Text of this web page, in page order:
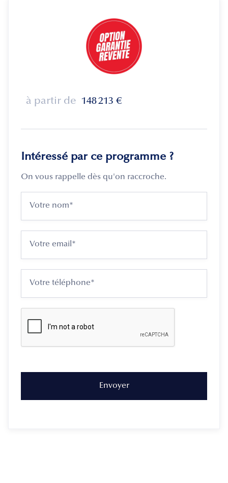
à partir de 148 213 €
Intéressé par ce programme ?
On vous rappelle dès qu'on raccroche.